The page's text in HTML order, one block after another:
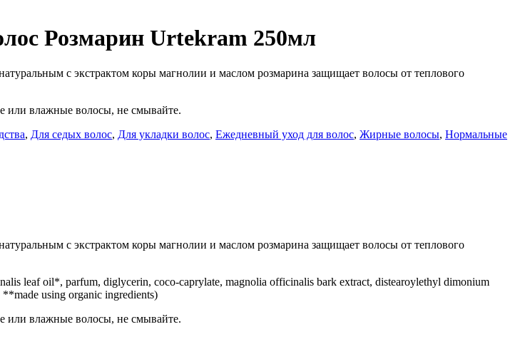
Розмарин Urtekram 250мл
с экстрактом коры магнолии и маслом розмарина защищает волосы от теплового
или влажные волосы, не смывайте.
, Для седых волос, Для укладки волос, Ежедневный уход для волос, Жирные волосы, Нормальные
с экстрактом коры магнолии и маслом розмарина защищает волосы от теплового
leaf oil*, parfum, diglycerin, coco-caprylate, magnolia officinalis bark extract, distearoylethyl dimonium
using organic ingredients)
или влажные волосы, не смывайте.